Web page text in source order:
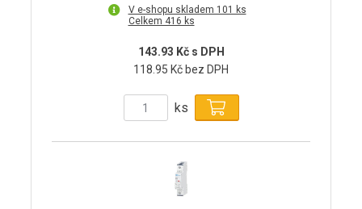
V e-shopu skladem 101 ks
Celkem 416 ks
143.93 Kč s DPH
118.95 Kč bez DPH
ks